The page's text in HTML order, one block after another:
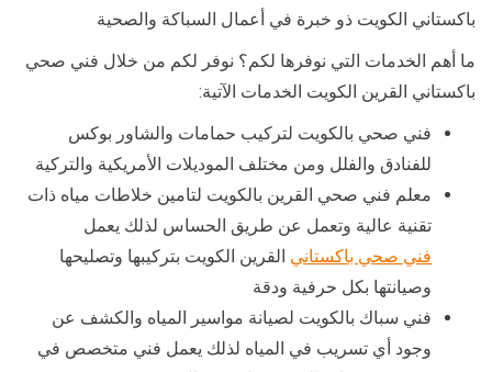
باكستاني الكويت ذو خبرة في أعمال السباكة والصحية
ما أهم الخدمات التي نوفرها لكم؟ نوفر لكم من خلال فني صحي
باكستاني القرين الكويت الخدمات الآتية:
فني صحي بالكويت لتركيب حمامات والشاور بوكس
للفنادق والفلل ومن مختلف الموديلات الأمريكية والتركية
معلم فني صحي القرين بالكويت لتامين خلاطات مياه ذات
تقنية عالية وتعمل عن طريق الحساس لذلك يعمل
فني صحي باكستاني القرين الكويت بتركيبها وتصليحها
وصيانتها بكل حرفية ودقة
فني سباك بالكويت لصيانة مواسير المياه والكشف عن
وجود أي تسريب في المياه لذلك يعمل فني متخصص في